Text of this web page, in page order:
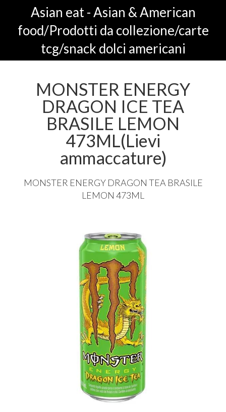
Asian eat - Asian & American
food/Prodotti da collezione/carte
tcg/snack dolci americani
MONSTER ENERGY
DRAGON ICE TEA
BRASILE LEMON
473ML(Lievi
ammaccature)
MONSTER ENERGY DRAGON TEA BRASILE
LEMON 473ML